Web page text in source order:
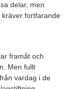
delar, men
kräver fortfarande
framåt och
Men fullt
vardag i de